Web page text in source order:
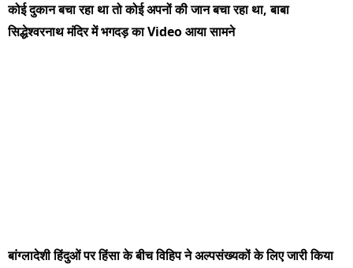
कोई दुकान बचा रहा था तो कोई अपनों की जान बचा रहा था, बाबा
सिद्धेश्वरनाथ मंदिर में भगदड़ का Video आया सामने
बांग्लादेशी हिंदुओं पर हिंसा के बीच विहिप ने अल्पसंख्यकों के लिए जारी किया